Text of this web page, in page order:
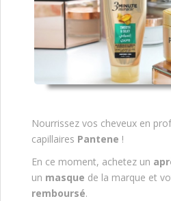
Nourrissez vos cheveux en
capillaires Pantene !
En ce moment, achetez un
un masque de la marque et
remboursé.